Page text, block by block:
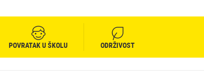
POVRATAK U ŠKOLU ODRŽIVOST